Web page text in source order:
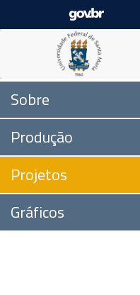
Sobre
Produção
Projetos
Gráficos